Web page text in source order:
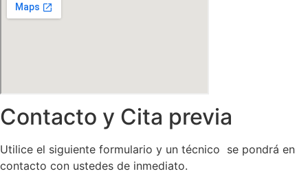
Contacto y Cita previa
Utilice el siguiente formulario y un técnico se pondrá en
contacto con ustedes de inmediato.